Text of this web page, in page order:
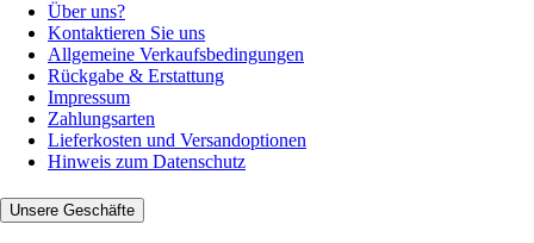
Über uns?
Kontaktieren Sie uns
Allgemeine Verkaufsbedingungen
Rückgabe & Erstattung
Impressum
Zahlungsarten
Lieferkosten und Versandoptionen
Hinweis zum Datenschutz
Unsere Geschäfte